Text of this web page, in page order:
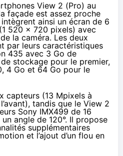
View 2 (Pro) au
façade est assez proche
intègrent ainsi un écran de 6
520 x 720 pixels) avec
la caméra. Les deux
par leurs caractéristiques
435 avec 3 Go de
stockage pour le premier,
, 4 Go et 64 Go pour le
capteurs (13 Mpixels à
tandis que le View 2
Sony IMX499 de 16
angle de 120°. Il propose
supplémentaires
et l’ajout d’un flou en